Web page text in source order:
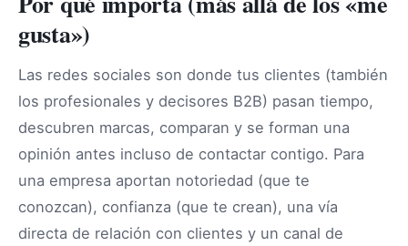
gusta»)
Las redes sociales son donde tus clientes (también
los profesionales y decisores B2B) pasan tiempo,
descubren marcas, comparan y se forman una
opinión antes incluso de contactar contigo. Para
una empresa aportan notoriedad (que te
conozcan), confianza (que te crean), una vía
directa de relación con clientes y un canal de